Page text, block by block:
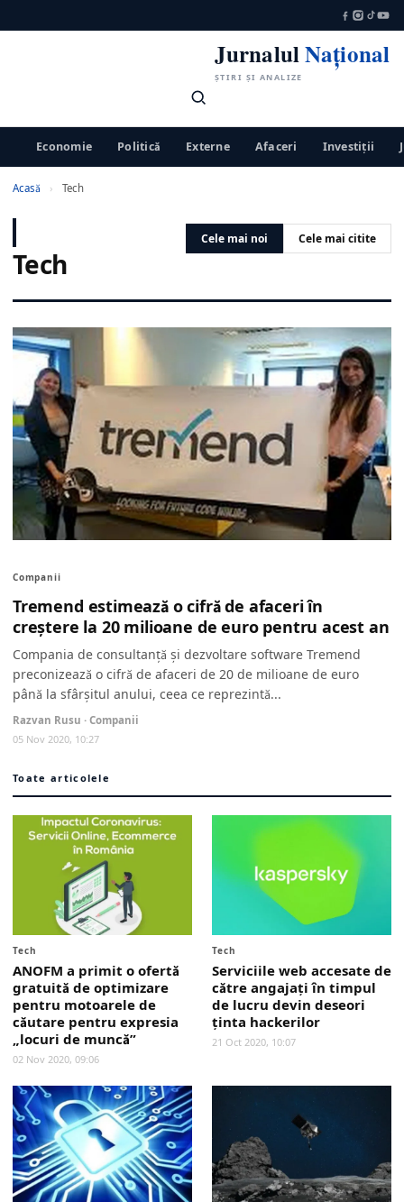
JurnalulNațional
ȘTIRI ȘI ANALIZE
Economie Politică Externe Afaceri Investiții
Acasă › Tech
Tech
Cele mai noi Cele mai citite
Companii
Tremend estimează o cifră de afaceri în
creştere la 20 milioane de euro pentru acest an
Compania de consultanță și dezvoltare software Tremend
preconizează o cifră de afaceri de 20 de milioane de euro
până la sfârșitul anului, ceea ce reprezintă...
Razvan Rusu · Companii
05 Nov 2020, 10:27
Toate articolele
Tech
ANOFM a primit o ofertă
gratuită de optimizare
pentru motoarele de
căutare pentru expresia
„locuri de muncă”
02 Nov 2020, 09:06
Tech
Serviciile web accesate de
către angajaţi în timpul
de lucru devin deseori
ţinta hackerilor
21 Oct 2020, 10:07